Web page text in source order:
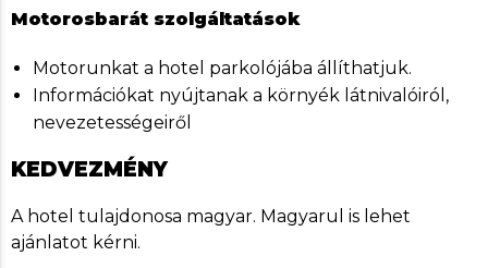
Motorosbarát szolgáltatások
Motorunkat a hotel parkolójába állíthatjuk.
Információkat nyújtanak a környék látnivalóiról,
nevezetességeiről
KEDVEZMÉNY
A hotel tulajdonosa magyar. Magyarul is lehet
ajánlatot kérni.